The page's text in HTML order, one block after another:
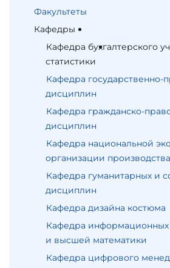
Факультеты
Кафедры
Кафедра бухгалтерского
статистики
Кафедра государственно-
дисциплин
Кафедра гражданско-
дисциплин
Кафедра национальной
организации производства
Кафедра гуманитарных и
дисциплин
Кафедра дизайна костюма
Кафедра информационных
и высшей математики
Кафедра цифрового